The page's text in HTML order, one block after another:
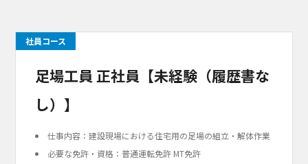
社員コース
足場工員 正社員【未経験（履歴書な
し）】
仕事内容：建設現場における住宅用の足場の組立・解体作業
必要な免許・資格：普通運転免許 MT免許